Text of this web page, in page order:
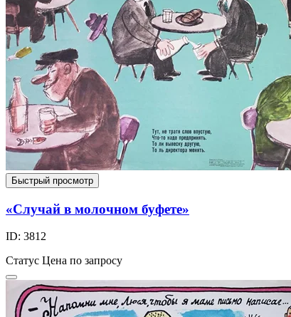
Быстрый просмотр
«Случай в молочном буфете»
ID: 3812
Статус Цена по запросу